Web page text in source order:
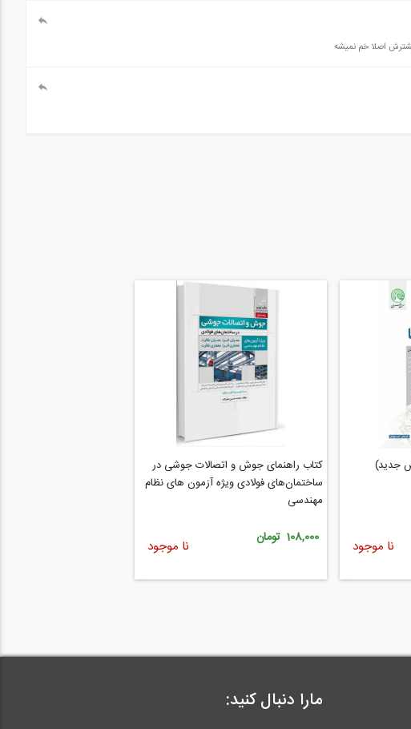
اصلا خم نمیشه
جدید)
نا موجود
کتاب راهنمای جوش و اتصالات جوشی در
ساختمان‌های فولادی ویژه آزمون‌ های نظام
مهندسی
108,000 تومان نا موجود
مارا دنبال کنید: